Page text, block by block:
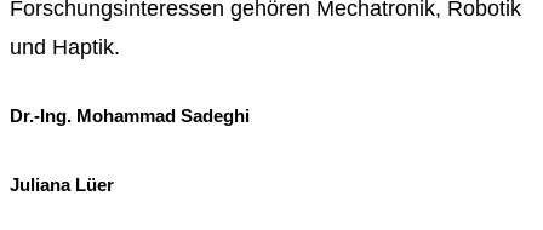
Forschungsinteressen gehören Mechatronik, Robotik
und Haptik.
Dr.-Ing. Mohammad Sadeghi
Juliana Lüer